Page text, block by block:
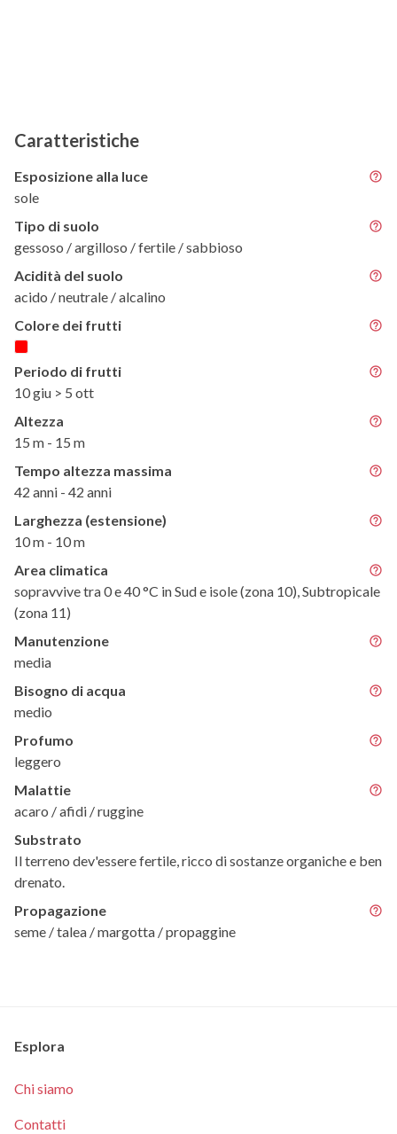
Caratteristiche
Esposizione alla luce
sole
Tipo di suolo
gessoso / argilloso / fertile / sabbioso
Acidità del suolo
acido / neutrale / alcalino
Colore dei frutti
Periodo di frutti
10 giu > 5 ott
Altezza
15 m - 15 m
Tempo altezza massima
42 anni - 42 anni
Larghezza (estensione)
10 m - 10 m
Area climatica
sopravvive tra 0 e 40 °C in Sud e isole (zona 10), Subtropicale
(zona 11)
Manutenzione
media
Bisogno di acqua
medio
Profumo
leggero
Malattie
acaro / afidi / ruggine
Substrato
Il terreno dev'essere fertile, ricco di sostanze organiche e ben
drenato.
Propagazione
seme / talea / margotta / propaggine
Esplora
Chi siamo
Contatti